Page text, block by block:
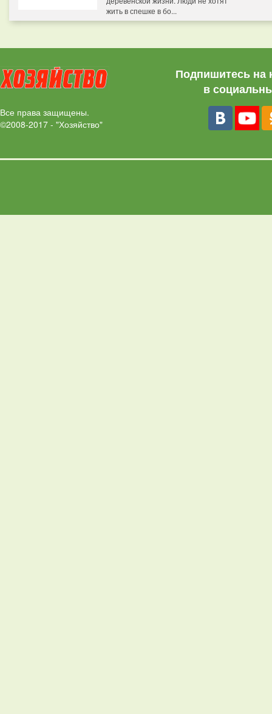
жить в спешке в бо...
Все права защищены.
©2008-2017 - "Хозяйство"
Подпишитесь на
в